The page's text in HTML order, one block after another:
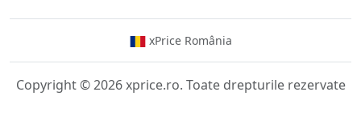
xPrice România
Copyright © 2026 xprice.ro. Toate drepturile rezervate